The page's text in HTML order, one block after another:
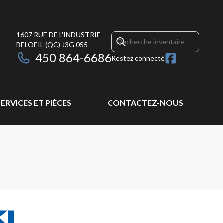
1607 RUE DE L'INDUSTRIE
BELOEIL (QC) J3G 0S5
450 864-6686Restez connecté
ET PIÈCES CONTACTEZ-NOUS